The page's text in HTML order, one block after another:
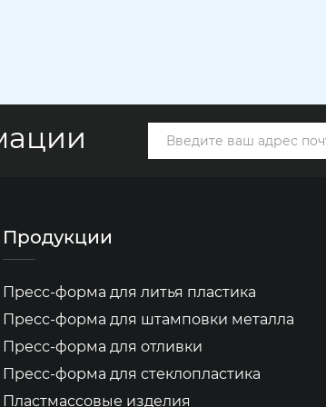
Продукции
Пресс-форма для литья пластика
Пресс-форма для штамповки металла
Пресс-форма для отливки
Пресс-форма для стеклопластика
Пластмассовые изделия